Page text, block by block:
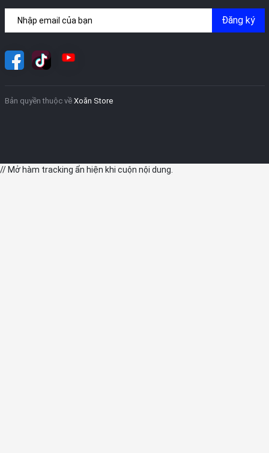
Đăng ký
Bản quyền thuộc về Xoăn Store
// Mở hàm tracking ẩn hiện khi cuộn nội dung.